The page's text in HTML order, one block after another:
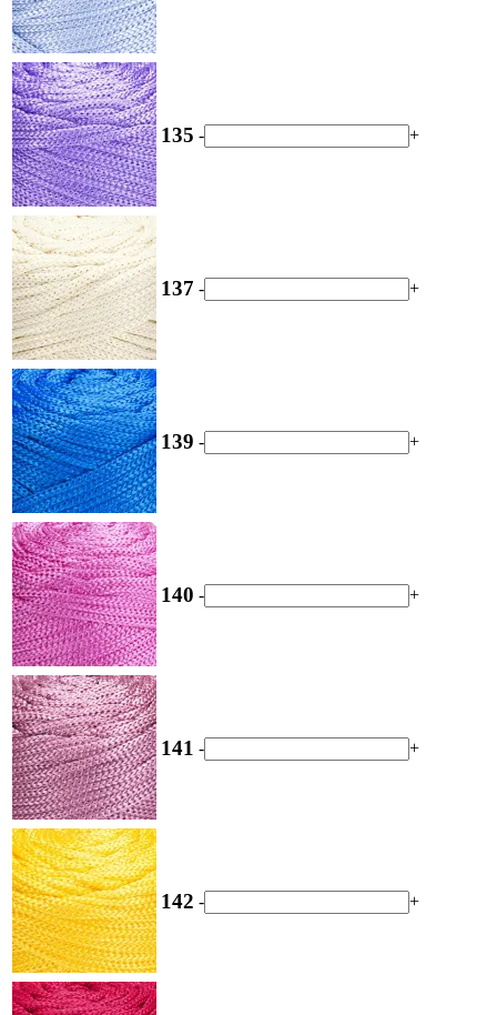
135 - +
137 - +
139 - +
140 - +
141 - +
142 - +